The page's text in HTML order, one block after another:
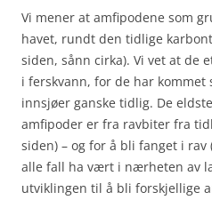
Vi mener at amfipodene som
havet, rundt den tidlige
siden, sånn cirka). Vi vet at de
i ferskvann, for de har kommet
innsjøer ganske tidlig. De
amfipoder er fra ravbiter fra
siden) – og for å bli fanget i
alle fall ha vært i nærheten av
utviklingen til å bli forskjellige